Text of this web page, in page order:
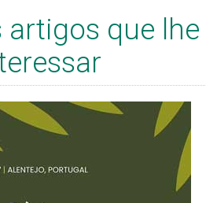
artigos que lhe